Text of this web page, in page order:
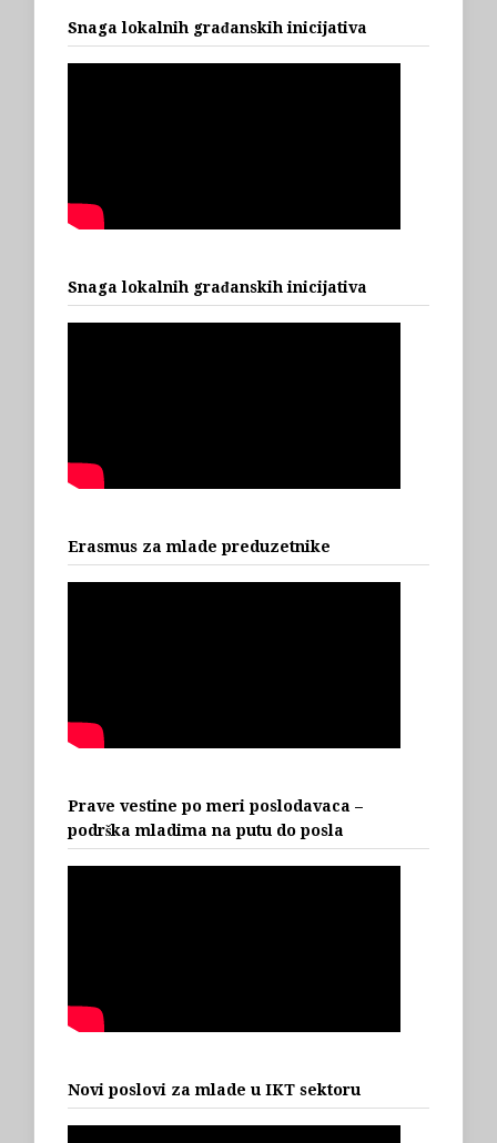
Snaga lokalnih građanskih inicijativa
Snaga lokalnih građanskih inicijativa
Erasmus za mlade preduzetnike
Prave vestine po meri poslodavaca –
podrška mladima na putu do posla
Novi poslovi za mlade u IKT sektoru